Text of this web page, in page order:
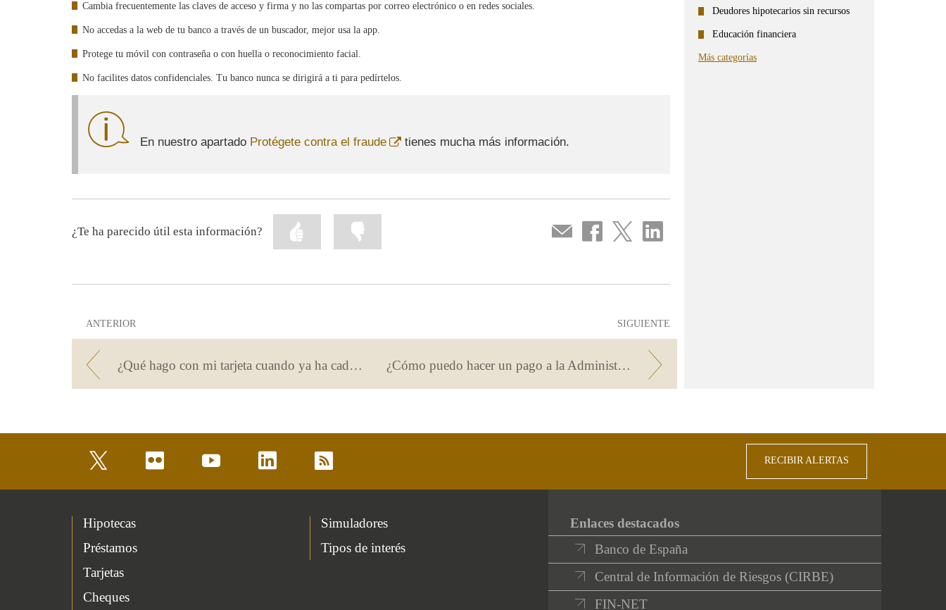
Cambia frecuentemente las claves de acceso y firma y no las compartas por correo electrónico o en redes sociales.
No accedas a la web de tu banco a través de un buscador, mejor usa la app.
Protege tu móvil con contraseña o con huella o reconocimiento facial.
No facilites datos confidenciales. Tu banco nunca se dirigirá a ti para pedírtelos.
En nuestro apartado Protégete contra el fraude
Abre
tienes mucha más información.
Compartir
por
Compartir
en
Compartir
en
Compartir
en
¿Te ha parecido útil esta información?
Marcar
información
ANTERIOR
¿Qué hago con mi tarjeta cuando ya ha caducado?
SIGUIENTE
¿Cómo puedo hacer un pago a la Administración?
Deudores hipotecarios sin recursos
Educación financiera
Más categorías
youtube RECIBIR ALERTAS
Hipotecas
Préstamos
Tarjetas
Cheques
Simuladores
Tipos de interés
Enlaces destacados
Banco de España
Central de Información de Riesgos (CIRBE)
FIN-NET